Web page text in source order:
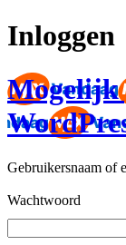
Inloggen
Mogelijk
Gebruikersnaam of
Wachtwoord